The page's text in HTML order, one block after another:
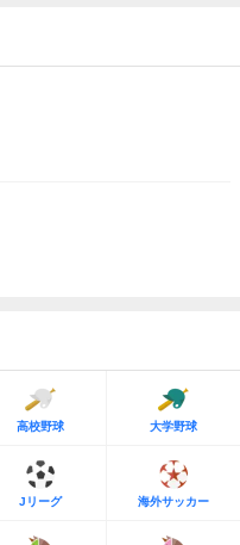
高校野球 大学野球
Jリーグ 海外サッカー